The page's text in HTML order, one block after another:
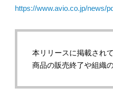
https://www.avio.co.jp/news/
本リリースに掲載され
商品の販売終了や組織